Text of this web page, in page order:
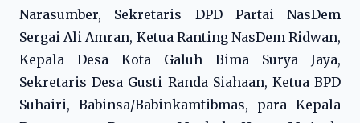
Narasumber, Sekretaris DPD Partai NasDem
Sergai Ali Amran, Ketua Ranting NasDem Ridwan,
Kepala Desa Kota Galuh Bima Surya Jaya,
Sekretaris Desa Gusti Randa Siahaan, Ketua BPD
Suhairi, Babinsa/Babinkamtibmas, para Kepala